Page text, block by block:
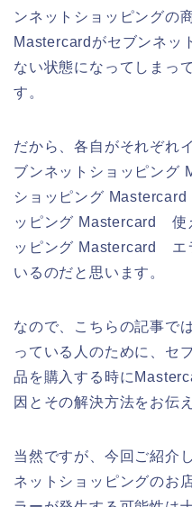
ンネットショッピングの
Mastercardがセブンネッ
ない状態になってしまっ
す。
だから、各自がそれぞれ
ブンネットショッピング
ショッピング
ッピング Mastercard 使
ッピング Mastercard エ
いるのだと思います。
なので、こちらの記事で
っている人のために、セ
品を購入する時に
因とその解決方法をお伝
当然ですが、今回ご紹介
ネットショッピングのお